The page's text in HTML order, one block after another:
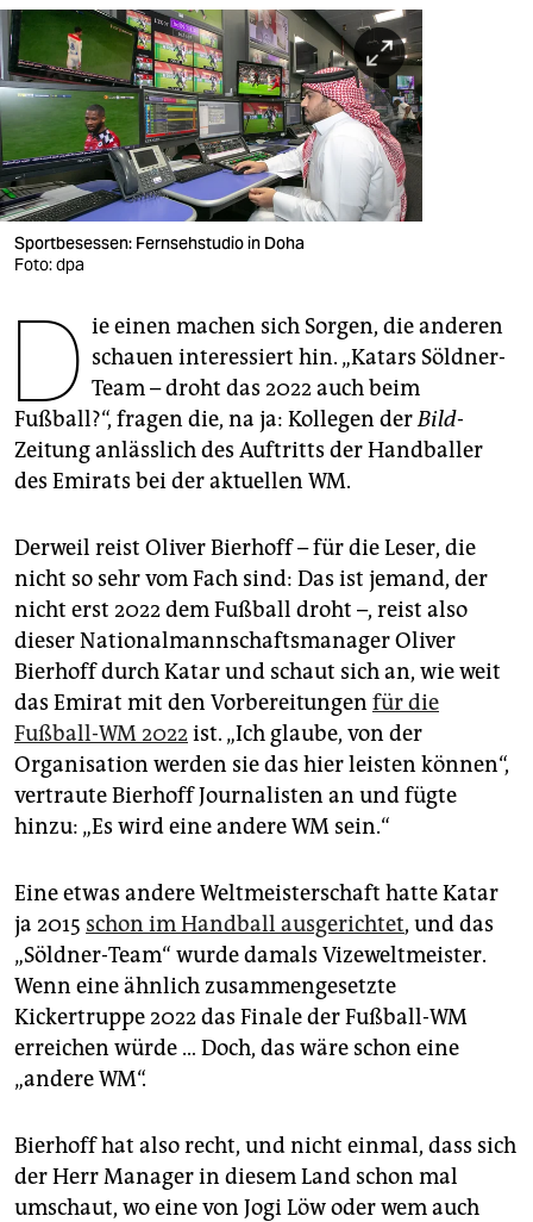
wahrheit
verlag
verlag
veranstaltungen
shop
unterstützen
abo
genossenschaft
epaper login
Sportbesessen: Fernsehstudio in Doha
Foto: dpa
D ie einen machen sich Sorgen, die anderen
schauen interessiert hin. „Katars Söldner-
Team – droht das 2022 auch beim
Fußball?“, fragen die, na ja: Kollegen derBild-
Zeitung anlässlich des Auftritts der Handballer
des Emirats bei der aktuellen WM.
Derweil reist Oliver Bierhoff – für die Leser, die
nicht so sehr vom Fach sind: Das ist jemand, der
nicht erst 2022 dem Fußball droht –, reist also
dieser Nationalmannschaftsmanager Oliver
Bierhoff durch Katar und schaut sich an, wie weit
das Emirat mit den Vorbereitungen für die
Fußball-WM 2022ist. „Ich glaube, von der
Organisation werden sie das hier leisten können“,
vertraute Bierhoff Journalisten an und fügte
hinzu: „Es wird eine andere WM sein.“
Eine etwas andere Weltmeisterschaft hatte Katar
ja 2015 schon im Handball ausgerichtet, und das
„Söldner-Team“ wurde damals Vizeweltmeister.
Wenn eine ähnlich zusammengesetzte
Kickertruppe 2022 das Finale der Fußball-WM
erreichen würde … Doch, das wäre schon eine
„andere WM“.
Bierhoff hat also recht, und nicht einmal, dass sich
der Herr Manager in diesem Land schon mal
umschaut, wo eine von Jogi Löw oder wem auch